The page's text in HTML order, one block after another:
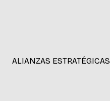
ALIANZAS ESTRATÉGICAS